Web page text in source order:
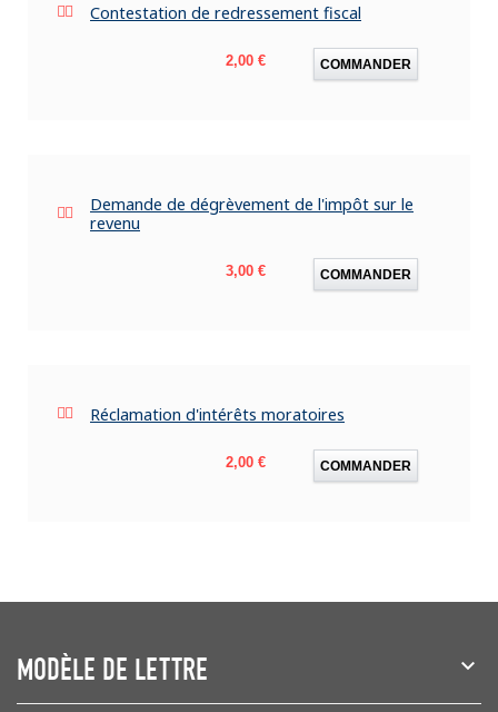
Contestation de redressement fiscal
Prix
2,00 € COMMANDER
Demande de dégrèvement de l'impôt sur le
revenu
Prix
3,00 € COMMANDER
Réclamation d'intérêts moratoires
Prix
2,00 € COMMANDER
MODÈLE DE LETTRE